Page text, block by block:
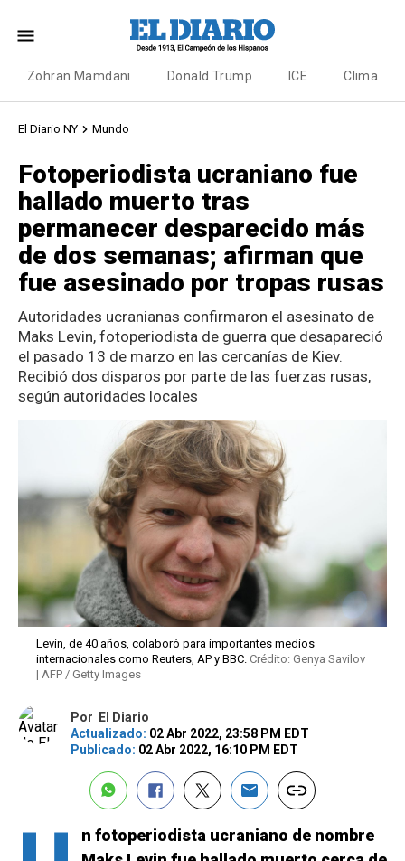
Zohran Mamdani Donald Trump ICE Clima
El Diario NY Mundo
Fotoperiodista ucraniano fue
hallado muerto tras
permanecer desparecido más
de dos semanas; afirman que
fue asesinado por tropas rusas
Autoridades ucranianas confirmaron el asesinato de
Maks Levin, fotoperiodista de guerra que desapareció
el pasado 13 de marzo en las cercanías de Kiev.
Recibió dos disparos por parte de las fuerzas rusas,
según autoridades locales
Levin, de 40 años, colaboró para importantes medios
internacionales como Reuters, AP y BBC. Crédito: Genya Savilov
| AFP / Getty Images
Por
El Diario
Actualizado: 02 Abr 2022, 23:58 PM EDT
Publicado: 02 Abr 2022, 16:10 PM EDT
n fotoperiodista ucraniano de nombre